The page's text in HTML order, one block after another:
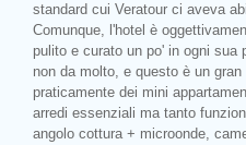
standard cui Veratour ci aveva
Comunque, l'hotel è
pulito e curato un po' in ogni sua
non da molto, e questo è un
praticamente dei mini
arredi essenziali ma tanto
angolo cottura + microonde,